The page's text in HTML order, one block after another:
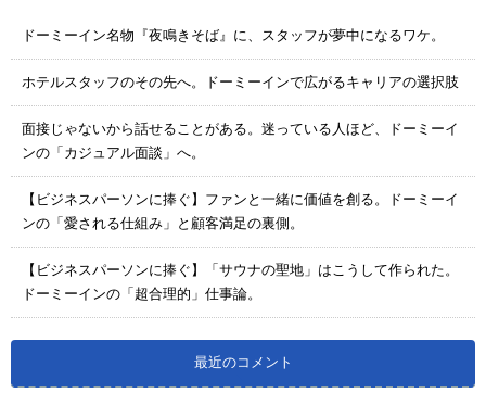
ドーミーイン名物『夜鳴きそば』に、スタッフが夢中になるワケ。
ホテルスタッフのその先へ。ドーミーインで広がるキャリアの選択肢
面接じゃないから話せることがある。迷っている人ほど、ドーミーイ
ンの「カジュアル面談」へ。
【ビジネスパーソンに捧ぐ】ファンと一緒に価値を創る。ドーミーイ
ンの「愛される仕組み」と顧客満足の裏側。
【ビジネスパーソンに捧ぐ】「サウナの聖地」はこうして作られた。
ドーミーインの「超合理的」仕事論。
最近のコメント